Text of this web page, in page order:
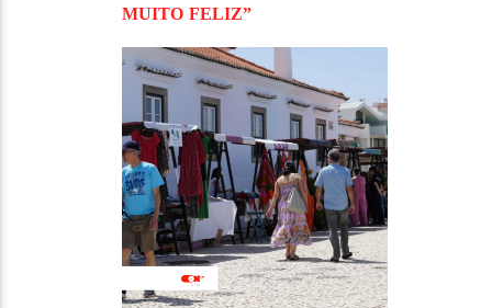
MUITO FELIZ”